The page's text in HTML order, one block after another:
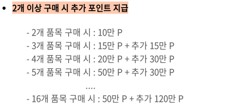
2개 이상 구매 시 추가 포인트 지급
- 2개 품목 구매 시 : 10만 P
- 3개 품목 구매 시 : 15만 P + 추가 15만 P
- 4개 품목 구매 시 : 20만 P + 추가 30만 P
- 5개 품목 구매 시 : 50만 P + 추가 30만 P
....
- 16개 품목 구매 시 : 50만 P + 추가 120만 P